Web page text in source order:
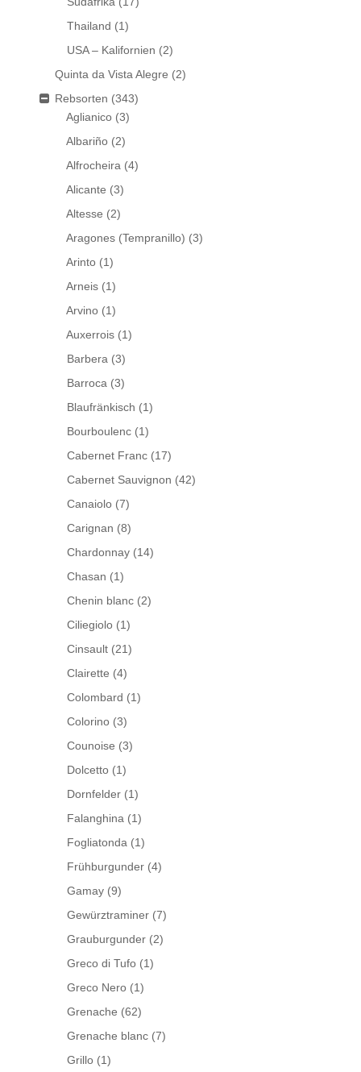
Thailand (1)
USA – Kalifornien (2)
Quinta da Vista Alegre (2)
Rebsorten (343)
Aglianico (3)
Albariño (2)
Alfrocheira (4)
Alicante (3)
Altesse (2)
Aragones (Tempranillo) (3)
Arinto (1)
Arneis (1)
Arvino (1)
Auxerrois (1)
Barbera (3)
Barroca (3)
Blaufränkisch (1)
Bourboulenc (1)
Cabernet Franc (17)
Cabernet Sauvignon (42)
Canaiolo (7)
Carignan (8)
Chardonnay (14)
Chasan (1)
Chenin blanc (2)
Ciliegiolo (1)
Cinsault (21)
Clairette (4)
Colombard (1)
Colorino (3)
Counoise (3)
Dolcetto (1)
Dornfelder (1)
Falanghina (1)
Fogliatonda (1)
Frühburgunder (4)
Gamay (9)
Gewürztraminer (7)
Grauburgunder (2)
Greco di Tufo (1)
Greco Nero (1)
Grenache (62)
Grenache blanc (7)
Grillo (1)